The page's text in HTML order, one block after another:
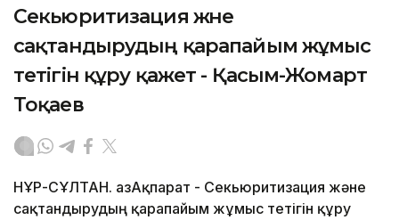
Секьюритизация және
сақтандырудың қарапайым жұмыс
тетігін құру қажет - Қасым-Жомарт
Тоқаев
НҰР-СҰЛТАН. ҚазАқпарат - Секьюритизация және
сақтандырудың қарапайым жұмыс тетігін құру